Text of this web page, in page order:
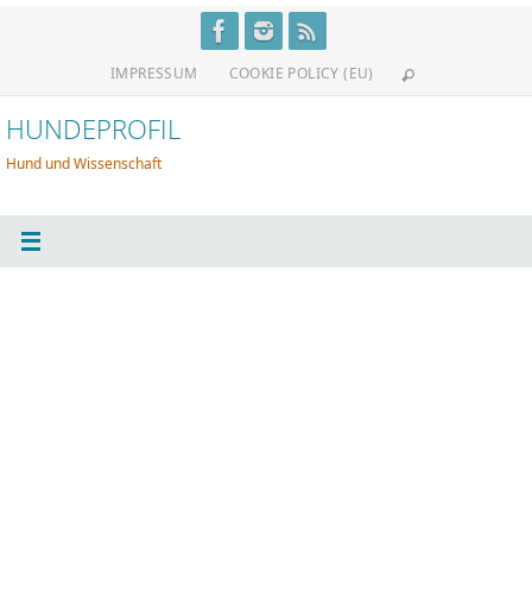
IMPRESSUM COOKIE POLICY (EU)
HUNDEPROFIL
Hund und Wissenschaft